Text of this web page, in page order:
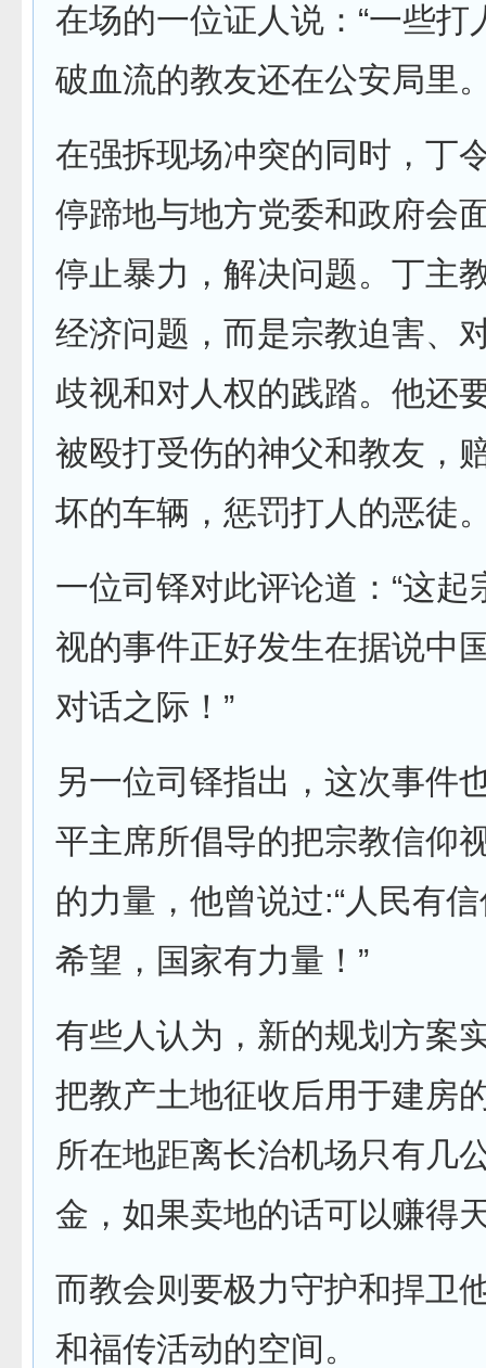
在场的一位证人说：“一些打
破血流的教友还在公安局里
在强拆现场冲突的同时，丁
停蹄地与地方党委和政府会
停止暴力，解决问题。丁主
经济问题，而是宗教迫害、
歧视和对人权的践踏。他还
被殴打受伤的神父和教友，
坏的车辆，惩罚打人的
一位司铎对此评论道：“这起
视的事件正好发生在据说中
对话之际！”
另一位司铎指出，这次事件
平主席所倡导的把宗教信仰
的力量，他曾说过:“人民有
希望，国家有力量！”
有些人认为，新的规划方案
把教产土地征收后用于建房
所在地距离长治机场只有几
金，如果卖地的话可以赚得
而教会则要极力守护和捍卫
和福传活动的空间。